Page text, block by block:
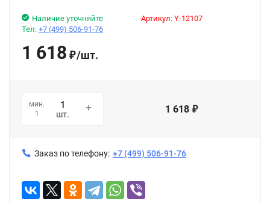
Артикул: Y-12107
Наличие уточняйте
Тел: +7 (499) 506-91-76
1 618 ₽/шт.
мин.
1
шт. 1 618 ₽
Заказ по телефону: +7 (499) 506-91-76